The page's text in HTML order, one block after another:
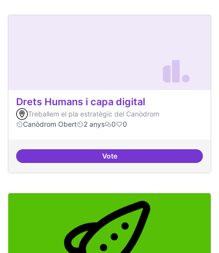
Drets Humans i capa digital
Treballem el pla estratègic del Canòdrom
Canòdrom Obert
2 anys 0 0
VoteDrets Humans i capa digital